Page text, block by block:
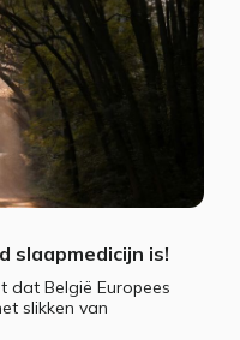
slaapmedicijn is!
dat België Europees
slikken van